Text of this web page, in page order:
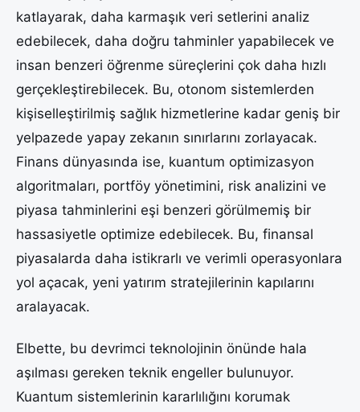
katlayarak, daha karmaşık veri setlerini analiz
edebilecek, daha doğru tahminler yapabilecek ve
insan benzeri öğrenme süreçlerini çok daha hızlı
gerçekleştirebilecek. Bu, otonom sistemlerden
kişiselleştirilmiş sağlık hizmetlerine kadar geniş bir
yelpazede yapay zekanın sınırlarını zorlayacak.
Finans dünyasında ise, kuantum optimizasyon
algoritmaları, portföy yönetimini, risk analizini ve
piyasa tahminlerini eşi benzeri görülmemiş bir
hassasiyetle optimize edebilecek. Bu, finansal
piyasalarda daha istikrarlı ve verimli operasyonlara
yol açacak, yeni yatırım stratejilerinin kapılarını
aralayacak.
Elbette, bu devrimci teknolojinin önünde hala
aşılması gereken teknik engeller bulunuyor.
Kuantum sistemlerinin kararlılığını korumak